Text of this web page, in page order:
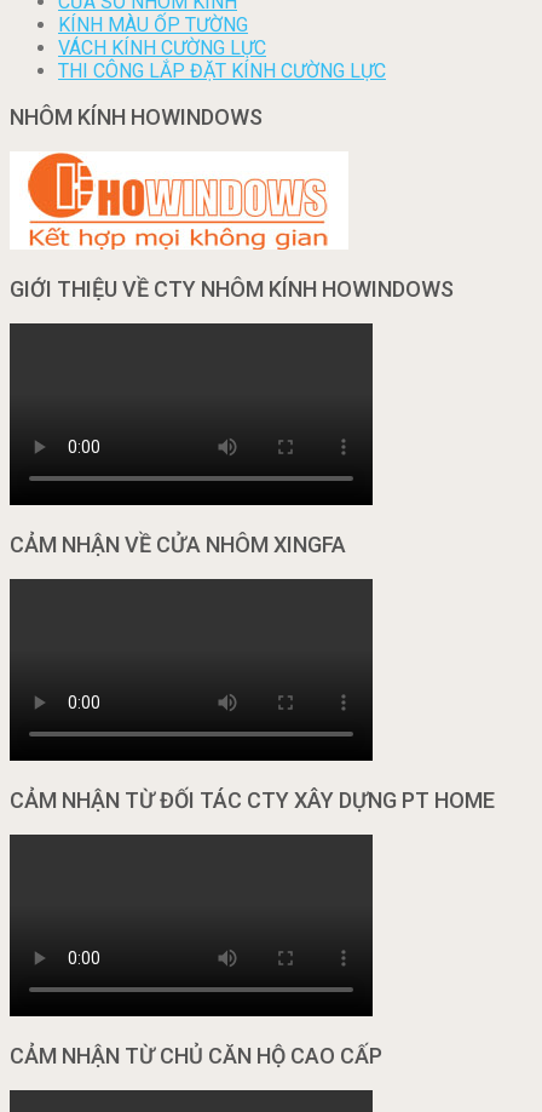
KÍNH MÀU ỐP TƯỜNG
VÁCH KÍNH CƯỜNG LỰC
THI CÔNG LẮP ĐẶT KÍNH CƯỜNG LỰC
NHÔM KÍNH HOWINDOWS
GIỚI THIỆU VỀ CTY NHÔM KÍNH HOWINDOWS
CẢM NHẬN VỀ CỬA NHÔM XINGFA
CẢM NHẬN TỪ ĐỐI TÁC CTY XÂY DỰNG PT HOME
CẢM NHẬN TỪ CHỦ CĂN HỘ CAO CẤP